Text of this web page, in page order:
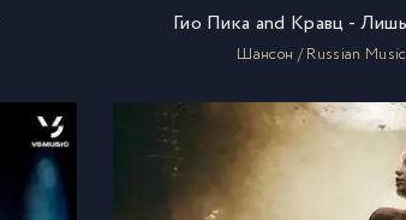
Гио Пика and Кравц -
Шансон / Russian Music